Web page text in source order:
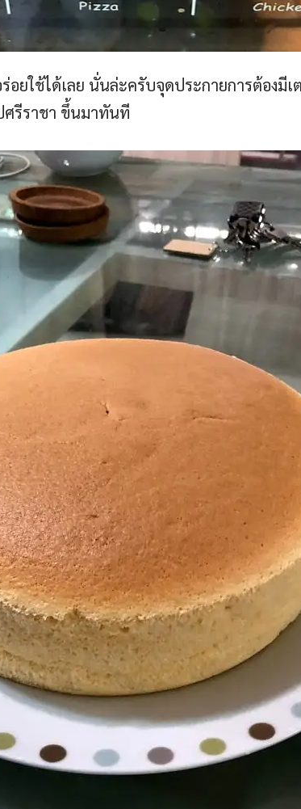
ยใช้ได้เลย นั่นล่ะครับจุดประกายการต้องมีเ
ศรีราชา ขึ้นมาทันที